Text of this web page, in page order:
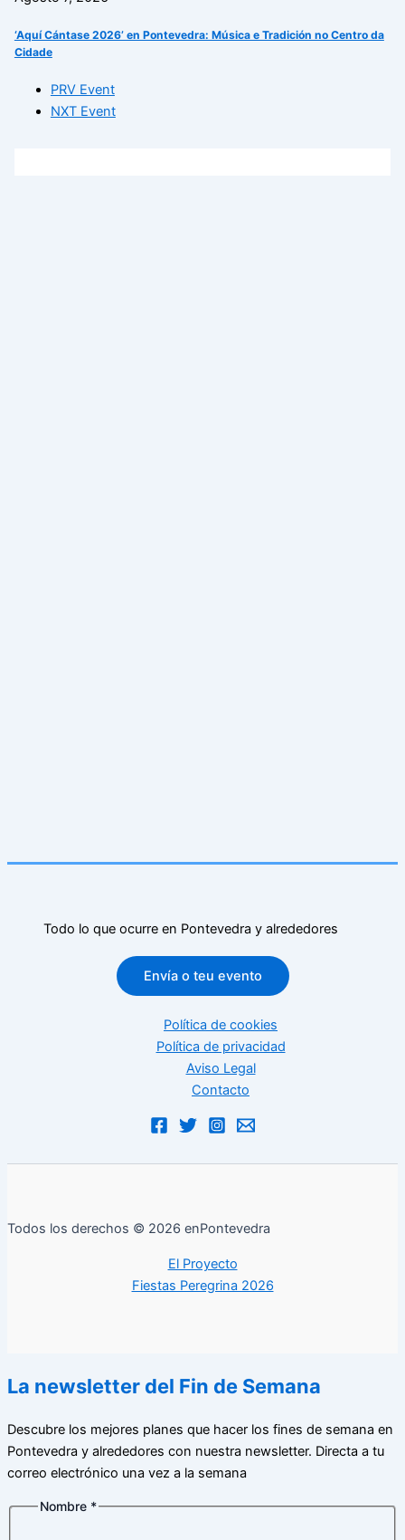
‘Aquí Cántase 2026’ en Pontevedra: Música e Tradición no Centro da
Cidade
PRV Event
NXT Event
Todo lo que ocurre en Pontevedra y alrededores
Envía o teu evento
Política de cookies
Política de privacidad
Aviso Legal
Contacto
Todos los derechos © 2026 enPontevedra
El Proyecto
Fiestas Peregrina 2026
La newsletter del Fin de Semana
Descubre los mejores planes que hacer los fines de semana en
Pontevedra y alrededores con nuestra newsletter. Directa a tu
correo electrónico una vez a la semana
Nombre *